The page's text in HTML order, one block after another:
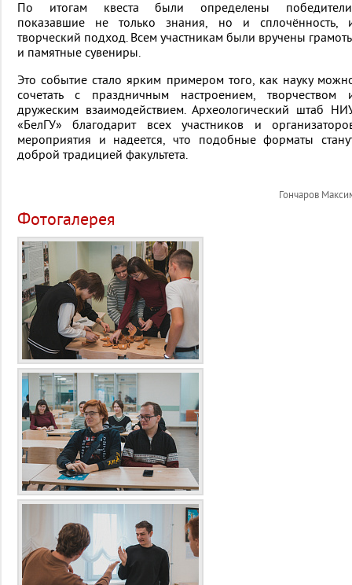
По итогам квеста были определены
показавшие не только знания, но и сплочённость,
творческий подход. Всем участникам были вручены
и памятные сувениры.
Это событие стало ярким примером того, как науку
сочетать с праздничным настроением, творчеством
дружеским взаимодействием. Археологический штаб
«БелГУ» благодарит всех участников и
мероприятия и надеется, что подобные форматы
доброй традицией факультета.
Гончаров
Фотогалерея